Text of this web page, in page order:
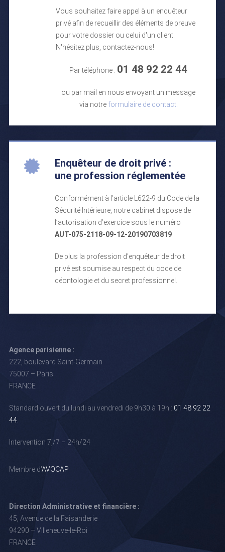
Vous souhaitez faire appel à un enquêteur
privé afin de recueillir des éléments de preuve
pour votre dossier ou celui d'un client.
N'hésitez plus, contactez-nous!
Par téléphone : 01 48 92 22 44
ou par mail en nous envoyant un message
via notre formulaire de contact.
Enquêteur de droit privé :
une profession réglementée
Conformément à l’article L622-9 du Code de la
Sécurité Intérieure, notre cabinet dispose de
l’autorisation d’exercice sous le numéro
AUT-075-2118-09-12-20190703819
De plus la profession d'enquêteur de droit
privé est soumise au respect du code de
déontologie et du secret professionnel.
Agence parisienne :
222, boulevard Saint-Germain
75007 – Paris
FRANCE
Standard ouvert du lundi au vendredi de 9h30 à 19h : 01 48 92 22
44.
Intervention 7j/7 – 24h/24
Membre d'AVOCAP
Direction Administrative et financière :
45, Avenue de la Faisanderie
94290 – Villeneuve-le-Roi
FRANCE